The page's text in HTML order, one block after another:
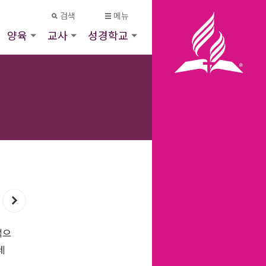
검색 메뉴
양육 교사 성경학교